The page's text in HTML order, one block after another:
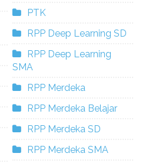
PTK
RPP Deep Learning SD
RPP Deep Learning
SMA
RPP Merdeka
RPP Merdeka Belajar
RPP Merdeka SD
RPP Merdeka SMA